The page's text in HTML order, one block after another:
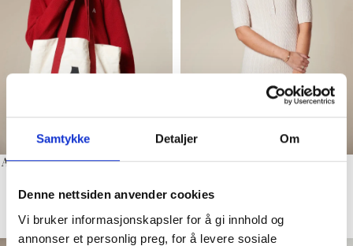
Samtykke Detaljer Om
Denne nettsiden anvender cookies
Vi bruker informasjonskapsler for å gi innhold og
annonser et personlig preg, for å levere sosiale
Arnie says – Bosco Heart Veske –
kr495,00 kr247,00
Arnie says – Claire Cabel
kr1,295,00 kr647,00